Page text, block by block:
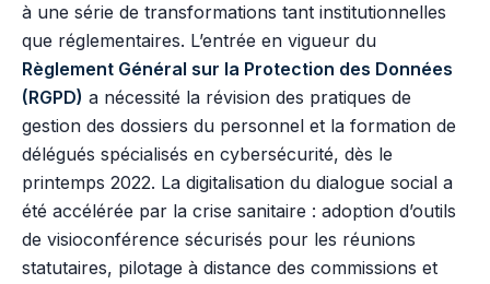
à une série de transformations tant institutionnelles
que réglementaires. L’entrée en vigueur du
Règlement Général sur la Protection des Données
(RGPD) a nécessité la révision des pratiques de
gestion des dossiers du personnel et la formation de
délégués spécialisés en cybersécurité, dès le
printemps 2022. La digitalisation du dialogue social a
été accélérée par la crise sanitaire : adoption d’outils
de visioconférence sécurisés pour les réunions
statutaires, pilotage à distance des commissions et